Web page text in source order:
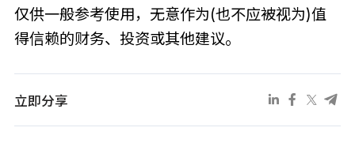
仅供一般参考使用，无意作为(也不应被视为)值
得信赖的财务、投资或其他建议。
立即分享